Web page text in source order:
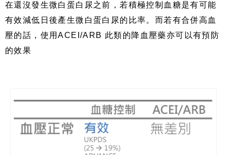
在還沒發生微白蛋白尿之前，若積極控制血糖是有可能
有效減低日後產生微白蛋白尿的比率。而若有合併高血
壓的話，使用ACEI/ARB 此類的降血壓藥亦可以有預防
的效果